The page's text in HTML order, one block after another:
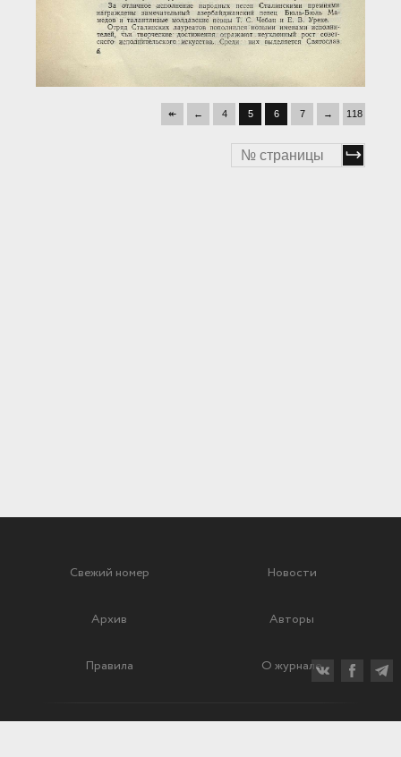
↞ ← 4 5 6 7 → 118
Свежий номер Новости
Архив Авторы
Правила О журнале